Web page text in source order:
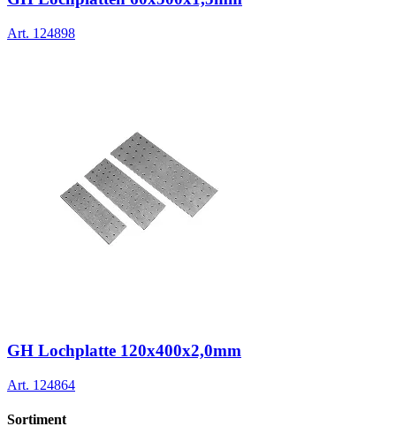
Art. 124898
GH Lochplatte 120x400x2,0mm
Art. 124864
Sortiment